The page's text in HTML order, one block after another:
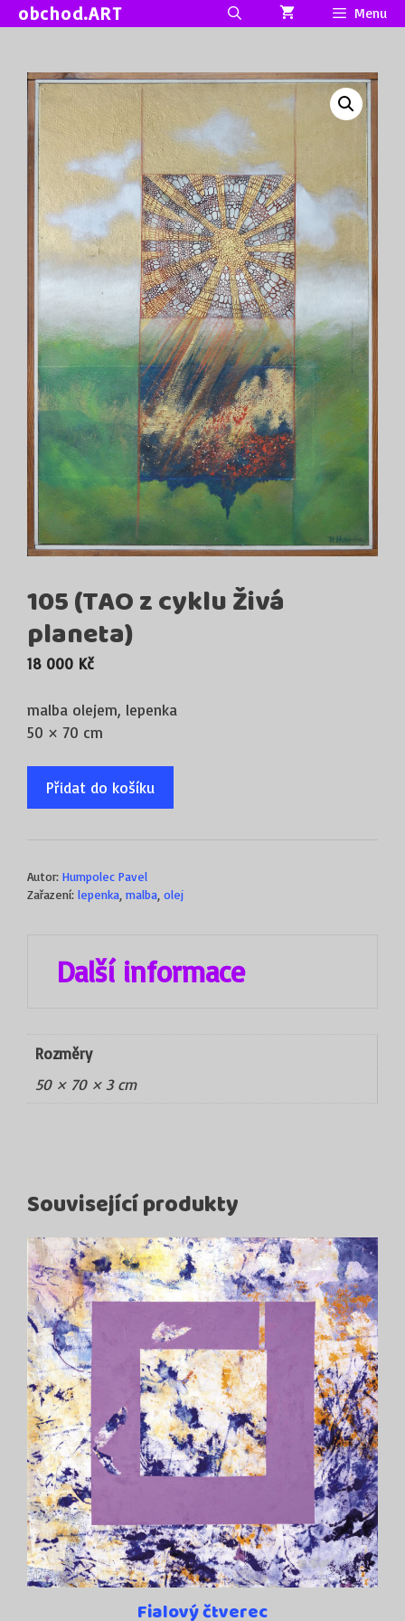
Přeskočit
na
obchod.ART Menu
105 (TAO z cyklu Živá
planeta)
18 000 Kč
malba olejem, lepenka
50 × 70 cm
Přidat do košíku
Autor: Humpolec Pavel
Zařazení: lepenka malba olej
Další informace
Rozměry
50 × 70 × 3 cm
Související produkty
Fialový čtverec